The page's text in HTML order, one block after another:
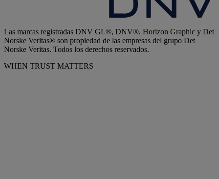
Las marcas registradas DNV GL®, DNV®, Horizon Graphic y Det
Norske Veritas® son propiedad de las empresas del grupo Det
Norske Veritas. Todos los derechos reservados.
WHEN TRUST MATTERS